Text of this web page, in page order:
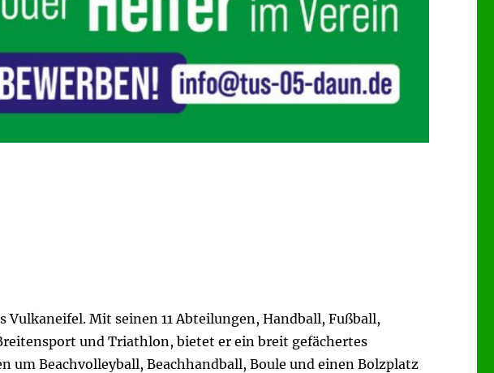
Mit seinen 11 Abteilungen, Handball, Fußball,
und Triathlon, bietet er ein breit gefächertes
Beachvolleyball, Beachhandball, Boule und einen Bolzplatz